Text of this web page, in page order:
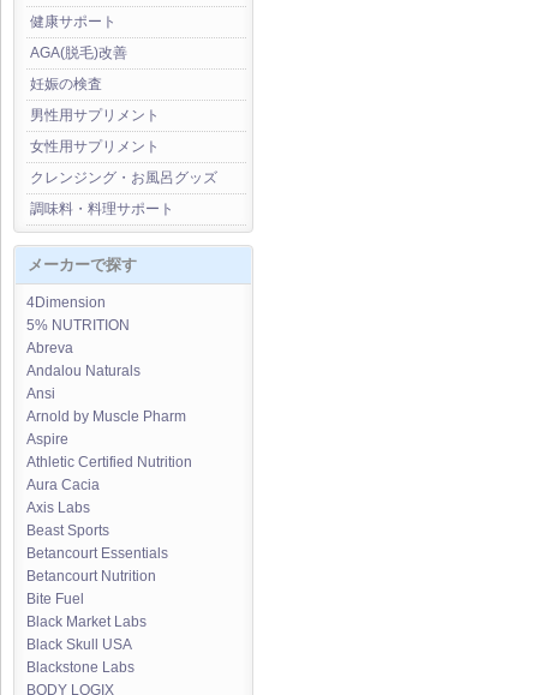
健康サポート
AGA(脱毛)改善
妊娠の検査
男性用サプリメント
女性用サプリメント
クレンジング・お風呂グッズ
調味料・料理サポート
メーカーで探す
4Dimension
5% NUTRITION
Abreva
Andalou Naturals
Ansi
Arnold by Muscle Pharm
Aspire
Athletic Certified Nutrition
Aura Cacia
Axis Labs
Beast Sports
Betancourt Essentials
Betancourt Nutrition
Bite Fuel
Black Market Labs
Black Skull USA
Blackstone Labs
BODY LOGIX